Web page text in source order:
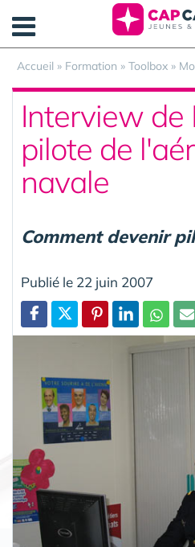
Accueil » Formation » Toolbox »
Interview de
pilote de
navale
Comment devenir
Publié le 22 juin 2007
Partager
Panneau de gestion des